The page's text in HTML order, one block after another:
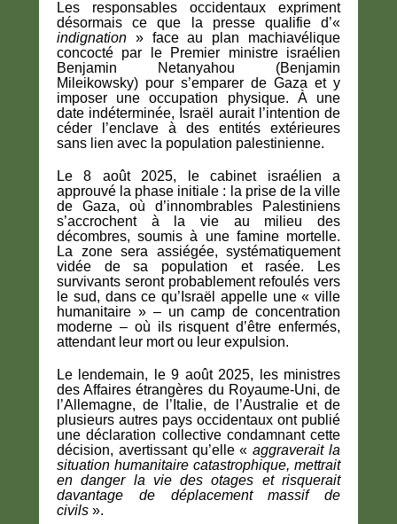
Les responsables occidentaux expriment
désormais ce que la presse qualifie d’«
indignation » face au plan machiavélique
concocté par le Premier ministre israélien
Benjamin Netanyahou (Benjamin
Mileikowsky) pour s’emparer de Gaza et y
imposer une occupation physique. À une
date indéterminée, Israël aurait l’intention de
céder l’enclave à des entités extérieures
sans lien avec la population palestinienne.
Le 8 août 2025, le cabinet israélien a
approuvé la phase initiale : la prise de la ville
de Gaza, où d’innombrables Palestiniens
s’accrochent à la vie au milieu des
décombres, soumis à une famine mortelle.
La zone sera assiégée, systématiquement
vidée de sa population et rasée. Les
survivants seront probablement refoulés vers
le sud, dans ce qu’Israël appelle une « ville
humanitaire » – un camp de concentration
moderne – où ils risquent d’être enfermés,
attendant leur mort ou leur expulsion.
Le lendemain, le 9 août 2025, les ministres
des Affaires étrangères du Royaume-Uni, de
l’Allemagne, de l’Italie, de l’Australie et de
plusieurs autres pays occidentaux ont publié
une déclaration collective condamnant cette
décision, avertissant qu’elle « aggraverait la
situation humanitaire catastrophique, mettrait
en danger la vie des otages et risquerait
davantage de déplacement massif de
civils ».